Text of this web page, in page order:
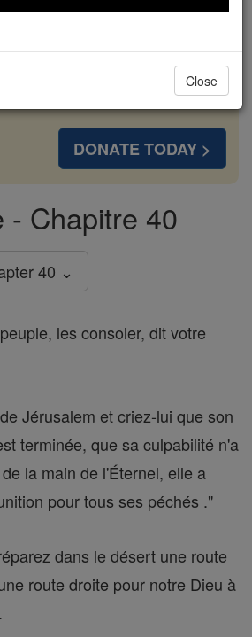
this gave just $5 — the
this life-changing formation
Be Catholic. Stand
DONATE TODAY >
- Chapitre 40
40 ⌄
les consoler, dit votre
Jérusalem et criez-lui que son
terminée, que sa culpabilité n'a
la main de l'Éternel, elle a
pour tous ses péchés ."
dans le désert une route
route droite pour notre Dieu à
Close